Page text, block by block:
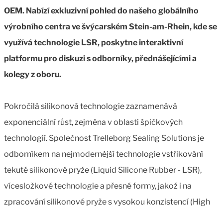
OEM. Nabízí exkluzivní pohled do našeho globálního
výrobního centra ve švýcarském Stein-am-Rhein, kde se
využívá technologie LSR, poskytne interaktivní
platformu pro diskuzi s odborníky, přednášejícími a
kolegy z oboru.
Pokročilá silikonová technologie zaznamenává
exponenciální růst, zejména v oblasti špičkových
technologií. Společnost Trelleborg Sealing Solutions je
odborníkem na nejmodernější technologie vstřikování
tekuté silikonové pryže (Liquid Silicone Rubber - LSR),
vícesložkové technologie a přesné formy, jakož i na
zpracování silikonové pryže s vysokou konzistencí (High